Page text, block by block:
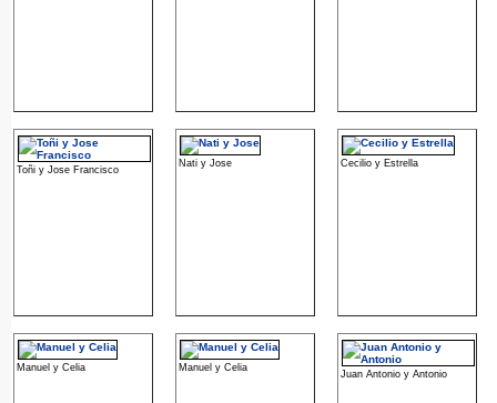
Toñi y Jose Francisco
Nati y Jose Cecilio y Estrella
Manuel y Celia Manuel y Celia
Juan Antonio y Antonio